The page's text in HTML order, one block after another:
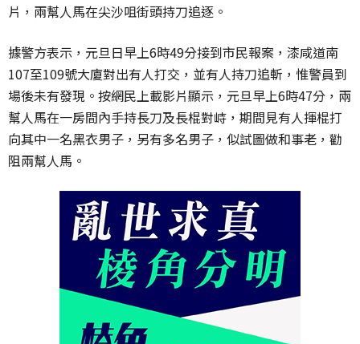
片，兩幫人馬在尖沙咀街頭持刀追逐。
據警方表示，元旦日早上6時49分接到市民報案，漆咸道南
107至109號大廈對出有人打交，並有人持刀追斬，惟警員到
場後未有發現。按網民上載影片顯示，元旦早上6時47分，兩
幫人馬在一房間內手持長刀及長棍對峙，期間見有人揮棍打
向其中一名黑衣男子，另有多名男子，似試圖做和事老，勸
阻兩幫人馬。